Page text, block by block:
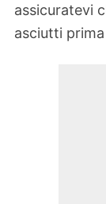
assicuratevi
asciutti